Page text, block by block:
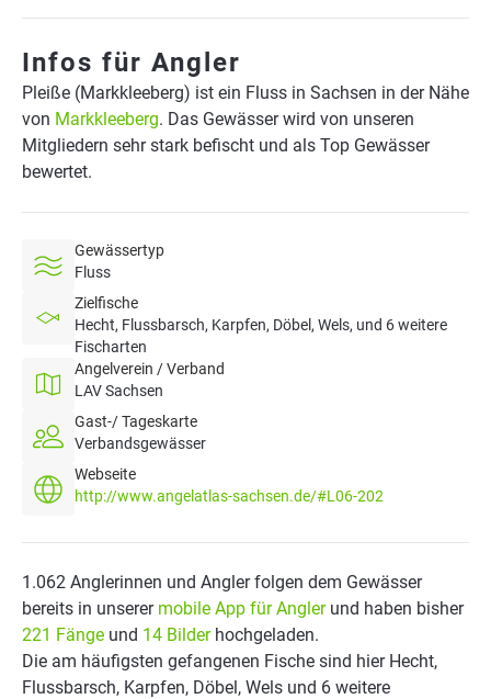
Infos für Angler
Pleiße (Markkleeberg) ist ein Fluss in Sachsen in der Nähe
von Markkleeberg. Das Gewässer wird von unseren
Mitgliedern sehr stark befischt und als Top Gewässer
bewertet.
Gewässertyp
Fluss
Zielfische
Hecht, Flussbarsch, Karpfen, Döbel, Wels, und 6 weitere
Fischarten
Angelverein / Verband
LAV Sachsen
Gast-/ Tageskarte
Verbandsgewässer
Webseite
http://www.angelatlas-sachsen.de/#L06-202
1.062 Anglerinnen und Angler folgen dem Gewässer
bereits in unserer mobile App für Anglerund haben bisher
221 Fänge und 14 Bilderhochgeladen.
Die am häufigsten gefangenen Fische sind hier Hecht,
Flussbarsch, Karpfen, Döbel, Wels und 6 weitere